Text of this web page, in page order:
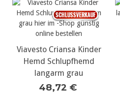
Viavesto Criansa Kinder
Hemd Schlupfhemd
langarm grau
48,72 €